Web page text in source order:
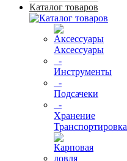
Каталог товаров
Аксессуары
-
Инструменты
-
Подсачеки
-
Хранение
Транспортировка